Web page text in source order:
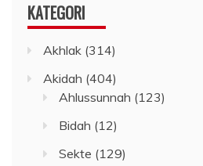
KATEGORI
Akhlak (314)
Akidah (404)
Ahlussunnah (123)
Bidah (12)
Sekte (129)